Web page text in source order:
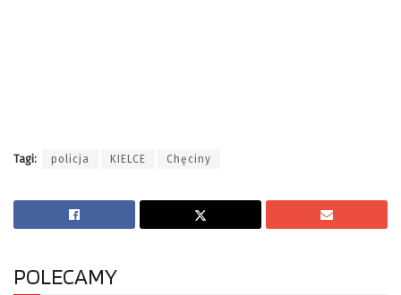
Tagi: policja KIELCE Chęciny
POLECAMY